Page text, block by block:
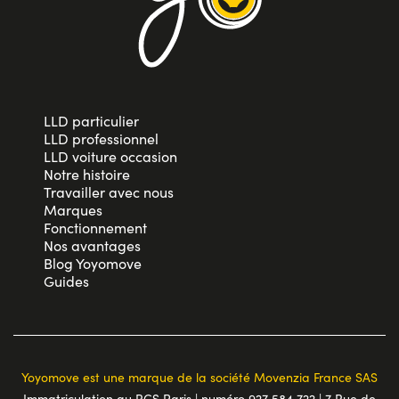
LLD particulier
LLD professionnel
LLD voiture occasion
Notre histoire
Travailler avec nous
Marques
Fonctionnement
Nos avantages
Blog Yoyomove
Guides
Yoyomove est une marque de la société Movenzia France SAS